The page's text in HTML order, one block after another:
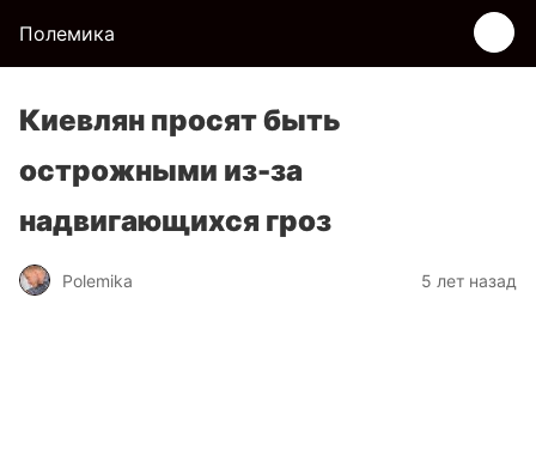
Полемика
Киевлян просят быть
острожными из-за
надвигающихся гроз
Polemika 5 лет назад